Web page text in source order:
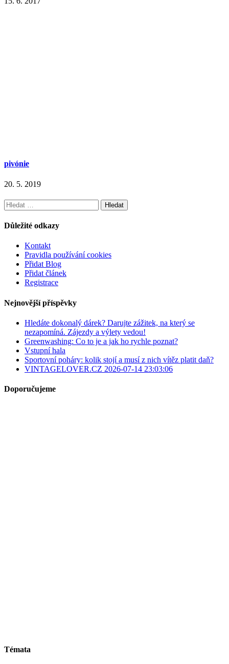
pivónie
20. 5. 2019
Vyhledávání
Důležité odkazy
Kontakt
Pravidla používání cookies
Přidat Blog
Přidat článek
Registrace
Nejnovější příspěvky
Hledáte dokonalý dárek? Darujte zážitek, na který se
nezapomíná. Zájezdy a výlety vedou!
Greenwashing: Co to je a jak ho rychle poznat?
Vstupní hala
Sportovní poháry: kolik stojí a musí z nich vítěz platit daň?
VINTAGELOVER.CZ 2026-07-14 23:03:06
Doporučujeme
Témata